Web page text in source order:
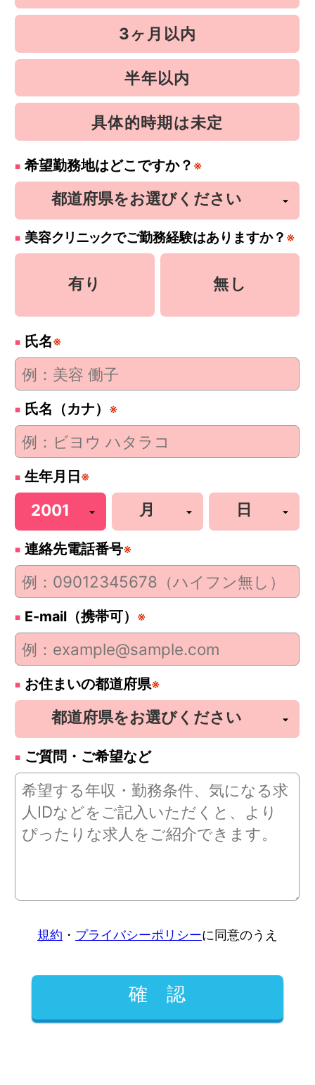
3ヶ月以内
半年以内
具体的時期は未定
希望勤務地はどこですか？ ※
美容クリニックでご勤務経験はありますか？ ※
有り 無し
氏名※
氏名（カナ） ※
生年月日 ※
連絡先電話番号※
E-mail（携帯可） ※
お住まいの都道府県※
ご質問・ご希望など
規約 ・ プライバシーポリシーに同意のうえ